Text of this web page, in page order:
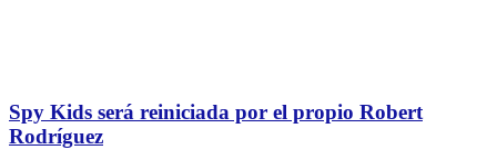
Spy Kids será reiniciada por el propio Robert
Rodríguez